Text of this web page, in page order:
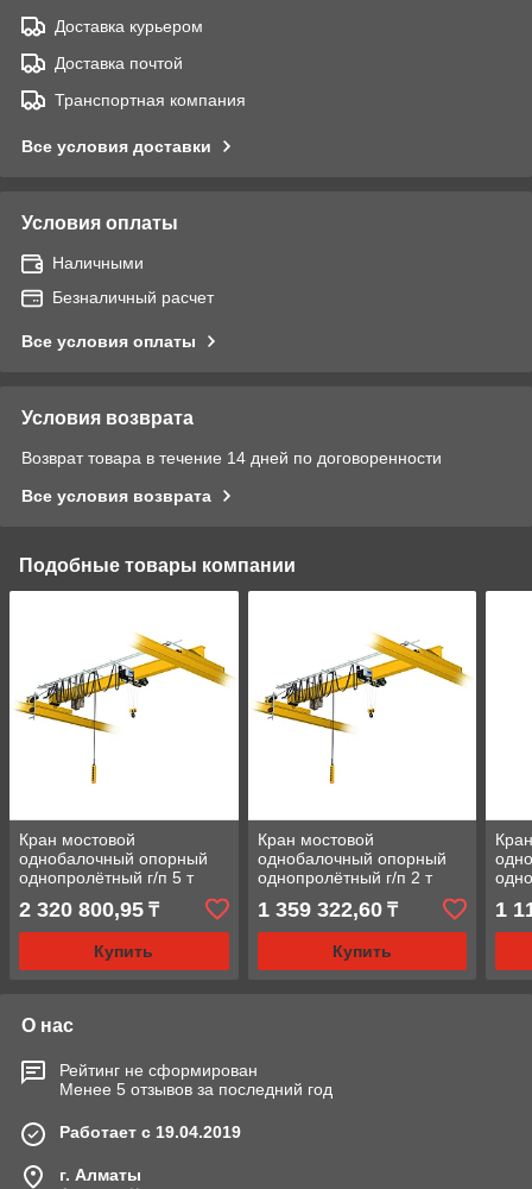
Доставка курьером
Доставка почтой
Транспортная компания
Все условия доставки
Условия оплаты
Наличными
Безналичный расчет
Все условия оплаты
Условия возврата
Возврат товара в течение 14 дней по договоренности
Все условия возврата
Подобные товары компании
Кран мостовой
однобалочный опорный
однопролётный г/п 5 т
2 320 800,95 ₸
Купить
Кран мостовой
однобалочный опорный
однопролётный г/п 2 т
1 359 322,60₸
Купить
1
О нас
Рейтинг не сформирован
Менее 5 отзывов за последний год
Работает с 19.04.2019
г. Алматы